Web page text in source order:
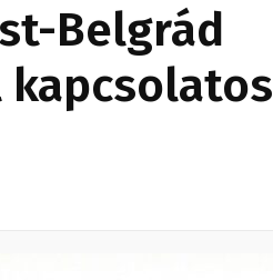
Belgrád
kapcsolatos